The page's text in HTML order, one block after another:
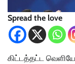
Spread the love
கிட்டத்தட்ட